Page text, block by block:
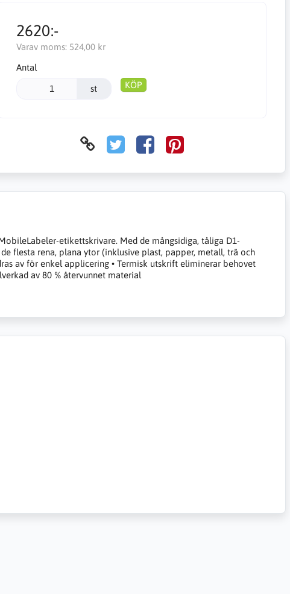
2620:-
Varav moms: 524,00 kr
Antal
st KÖP
etikettskrivare. Med de mångsidiga, tåliga D1-
flesta rena, plana ytor (inklusive plast, papper, metall, trä och
av för enkel applicering • Termisk utskrift eliminerar behovet
av 80 % återvunnet material